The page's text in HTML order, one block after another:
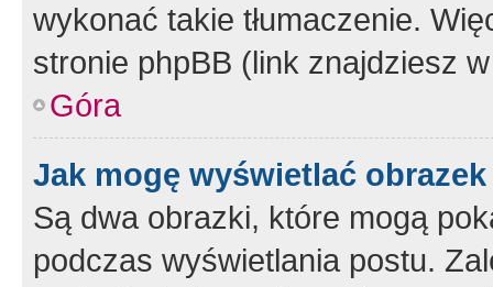
wykonać takie tłumaczenie.
stronie phpBB (link znajdziesz
Góra
Jak mogę wyświetlać
Są dwa obrazki, które mogą
podczas wyświetlania postu.